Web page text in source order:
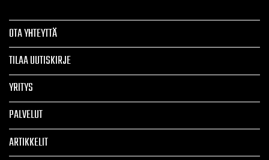
OTA YHTEYTTÄ
TILAA UUTISKIRJE
YRITYS
PALVELUT
ARTIKKELIT